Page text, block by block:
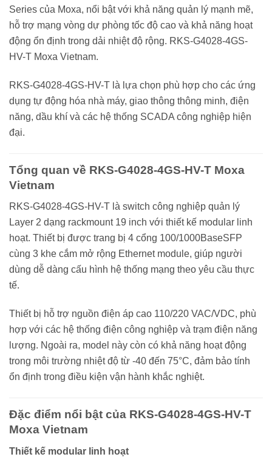
Series của Moxa, nổi bật với khả năng quản lý mạnh mẽ,
hỗ trợ mạng vòng dự phòng tốc độ cao và khả năng hoạt
động ổn định trong dải nhiệt độ rộng. RKS-G4028-4GS-
HV-T Moxa Vietnam.
RKS-G4028-4GS-HV-T là lựa chọn phù hợp cho các ứng
dụng tự động hóa nhà máy, giao thông thông minh, điện
năng, dầu khí và các hệ thống SCADA công nghiệp hiện
đại.
Tổng quan về RKS-G4028-4GS-HV-T Moxa
Vietnam
RKS-G4028-4GS-HV-T là switch công nghiệp quản lý
Layer 2 dạng rackmount 19 inch với thiết kế modular linh
hoạt. Thiết bị được trang bị 4 cổng 100/1000BaseSFP
cùng 3 khe cắm mở rộng Ethernet module, giúp người
dùng dễ dàng cấu hình hệ thống mạng theo yêu cầu thực
tế.
Thiết bị hỗ trợ nguồn điện áp cao 110/220 VAC/VDC, phù
hợp với các hệ thống điện công nghiệp và trạm điện năng
lượng. Ngoài ra, model này còn có khả năng hoạt động
trong môi trường nhiệt độ từ -40 đến 75°C, đảm bảo tính
ổn định trong điều kiện vận hành khắc nghiệt.
Đặc điểm nổi bật của RKS-G4028-4GS-HV-T
Moxa Vietnam
Thiết kế modular linh hoạt